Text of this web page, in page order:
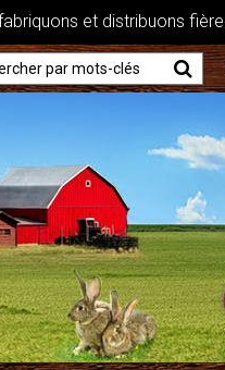
et distribuons